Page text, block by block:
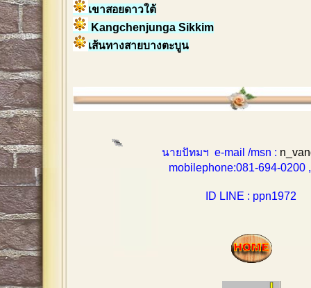
เขาสอยดาวใต้
Kangchenjunga Sikkim
เส้นทางสายบางตะบูน
นายปัทมฯ e-mail /msn :
mobilephone:081-694-0200 ,
ID LINE : ppn1972